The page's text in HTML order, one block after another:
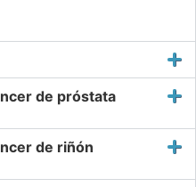
de próstata
de riñón